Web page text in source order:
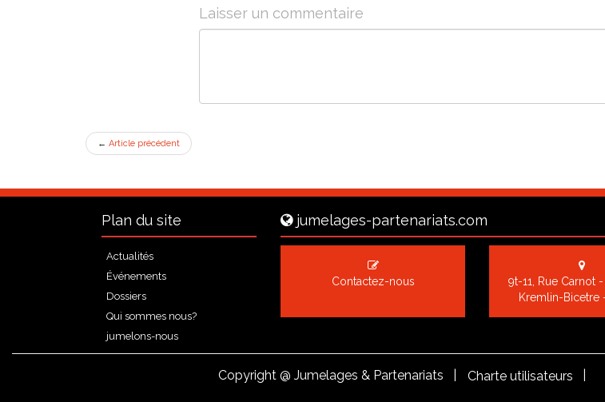
Laisser un commentaire
← Article précédent
Plan du site
Actualités
Événements
Dossiers
Qui sommes nous?
jumelons-nous
jumelages-partenariats.com
Contactez-nous
9t-11, Rue Carnot
Kremlin-Bicetre
Copyright@ Jumelages & Partenariats | Charte utilisateurs